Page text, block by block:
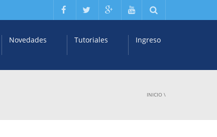
Novedades Tutoriales Ingreso
INICIO \